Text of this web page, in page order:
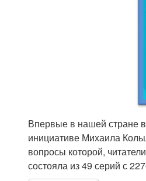
Впервые в нашей стране
инициативе Михаила
вопросы которой,
состояла из 49 серий с